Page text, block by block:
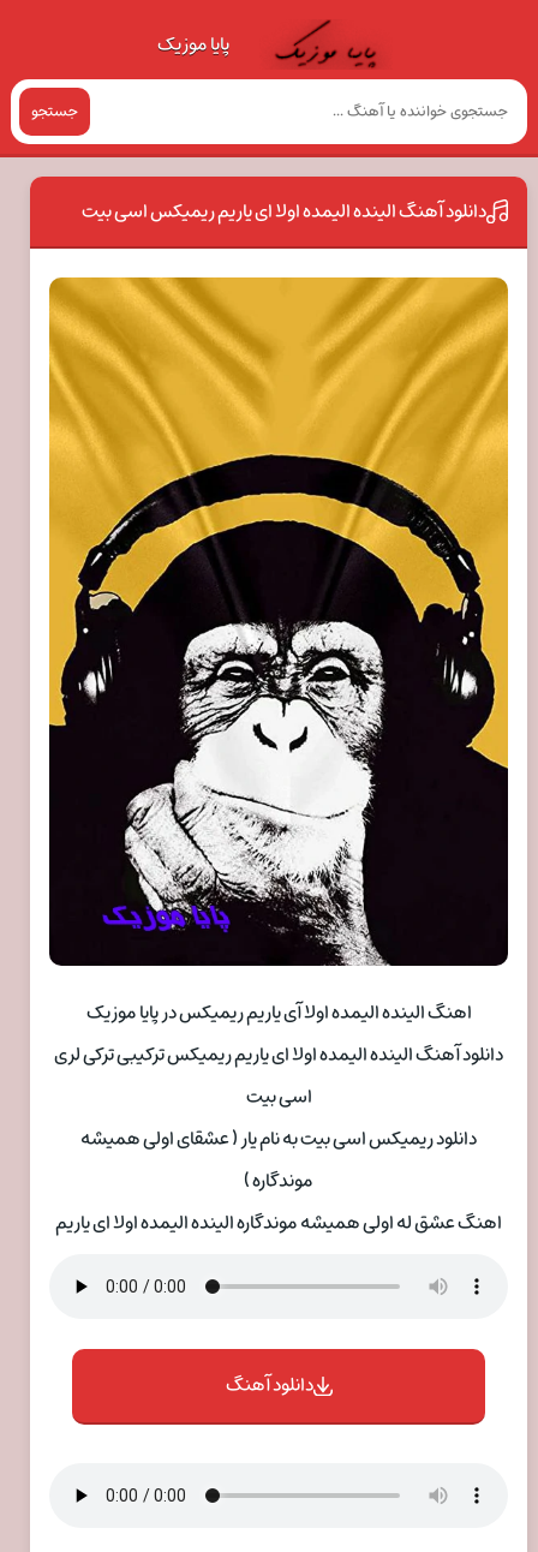
پایا موزیک
جستجو
دانلود آهنگ الینده الیمده اولا ای یاریم ریمیکس اسی بیت
اهنگ الینده الیمده اولا آی یاریم ریمیکس در پایا موزیک
دانلود آهنگ الینده الیمده اولا ای یاریم ریمیکس ترکیبی ترکی لری
اسی بیت
دانلود ریمیکس اسی بیت به نام یار ( عشقای اولی همیشه
موندگاره )
اهنگ عشق له اولی همیشه موندگاره الینده الیمده اولا ای یاریم
دانلود آهنگ